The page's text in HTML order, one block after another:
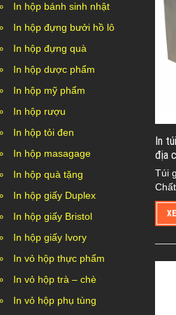
In hộp bánh sinh nhật
In hộp đựng bưởi hồ lô
In hộp đựng quà
In hộp dược phẩm
In hộp mỹ phẩm
In hộp rượu
In hộp tỏi đen
In hộp masagage
In hộp quà tặng
In hộp giấy Duplex
In hộp giấy Bristol
In hộp giấy Ivory
In vỏ hộp thực phẩm
In vỏ hộp trà – chè
In vỏ hộp phụ tùng
In
địa
Túi